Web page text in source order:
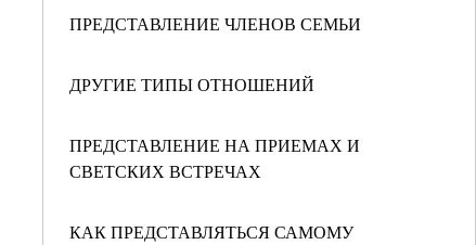
ПРЕДСТАВЛЕНИЕ ЧЛЕНОВ СЕМЬИ
ДРУГИЕ ТИПЫ ОТНОШЕНИЙ
ПРЕДСТАВЛЕНИЕ НА ПРИЕМАХ И
СВЕТСКИХ ВСТРЕЧАХ
КАК ПРЕДСТАВЛЯТЬСЯ САМОМУ